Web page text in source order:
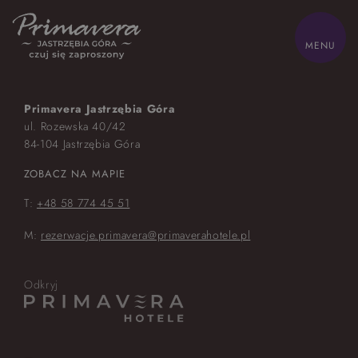
MENU
HOME
ZAMKNIJ
Pokoje
Gastronomia
Galeria
Kontakt
Primavera Jastrzębia Góra
ul. Rozewska 40/42
84-104 Jastrzębia Góra
ZOBACZ NA MAPIE
T: +48 58 774 45 51
M: rezerwacje.primavera@primaverahotele.pl
Odkryj